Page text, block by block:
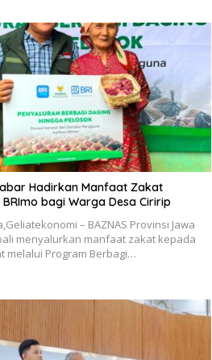
Hadirkan Manfaat Zakat
BRImo bagi Warga Desa Ciririp
– BAZNAS Provinsi Jawa
menyalurkan manfaat zakat kepada
melalui Program Berbagi…